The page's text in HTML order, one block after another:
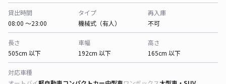
貸出時間
08:00 〜23:00
タイプ
機械式（有人）
再入庫
不可
長さ
505cm 以下
車幅
192cm 以下
高さ
165cm 以下
対応車種